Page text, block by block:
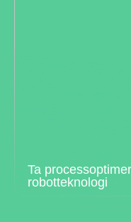
Ta
robotteknologi